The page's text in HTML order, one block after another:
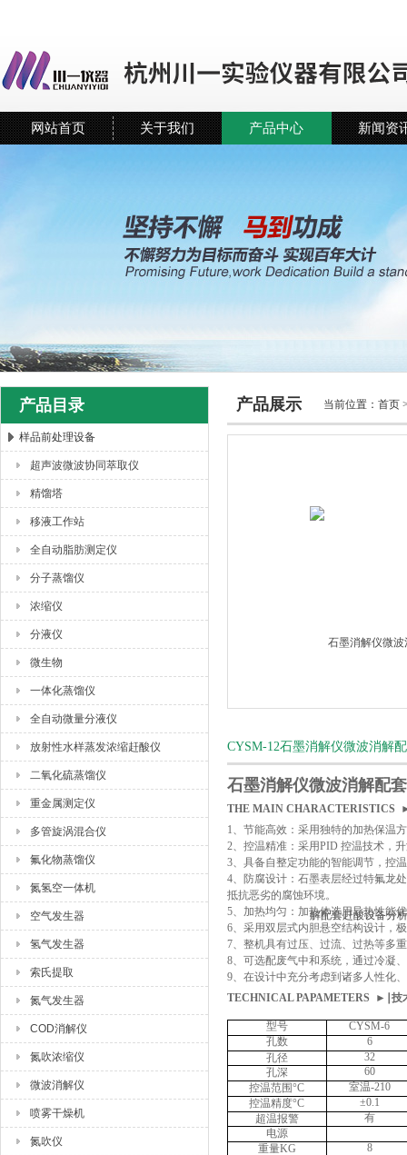
杭州川一实验仪器有限公司
网站首页 关于我们 产品中心 新闻资
产品目录
样品前处理设备
超声波微波协同萃取仪
精馏塔
移液工作站
全自动脂肪测定仪
分子蒸馏仪
浓缩仪
分液仪
微生物
一体化蒸馏仪
全自动微量分液仪
放射性水样蒸发浓缩赶酸仪
二氧化硫蒸馏仪
重金属测定仪
多管旋涡混合仪
氟化物蒸馏仪
氮氢空一体机
空气发生器
氢气发生器
索氏提取
氮气发生器
COD消解仪
氮吹浓缩仪
微波消解仪
喷雾干燥机
氮吹仪
产品展示 当前位置： 首页
CYSM-12石墨消解仪微波消解
石墨消解仪微波消解配
THE MAIN CHARACTERISTICS
1、节能高效：采用独特的加热保温
2、控温精准：采用PID 控温技术，
3、具备自整定功能的智能调节，控
4、防腐设计：石墨表层经过特氟龙
抵抗恶劣的腐蚀环境。
5、加热均匀：加热体选用导热性能
6、采用双层式内胆悬空结构设计，
7、整机具有过压、过流、过热等多
8、可选配废气中和系统，通过冷凝
9、在设计中充分考虑到诸多人性化
TECHNICAL PAPAMETERS
► ∣
型号
CYSM-6
孔数
6
孔径
32
孔深
60
控温范围°C
室温-210
控温精度°C
±0.1
超温报警
有
电源
重量KG
8